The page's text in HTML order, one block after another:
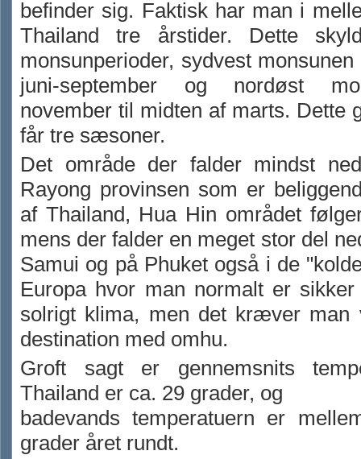
befinder sig. Faktisk har man i
Thailand tre årstider. Dette
monsunperioder, sydvest
juni-september og nordøst
november til midten af marts. Dette
får tre sæsoner.
Det område der falder mindst
Rayong provinsen som er
af Thailand, Hua Hin området
mens der falder en meget stor del
Samui og på Phuket også i de
Europa hvor man normalt er
solrigt klima, men det kræver
destination med omhu.
Groft sagt er gennemsnits
Thailand er ca. 29 grader, og
badevands temperatuern er
grader året rundt.